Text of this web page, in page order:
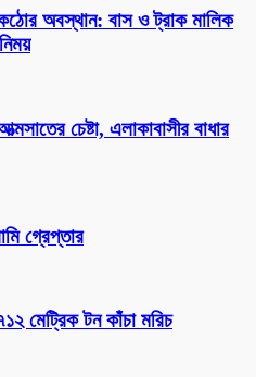
কঠোর অবস্থান: বাস ও ট্রাক মালিক
চেষ্টা, এলাকাবাসীর বাধার
গ্রেপ্তার
মেট্রিক টন কাঁচা মরিচ